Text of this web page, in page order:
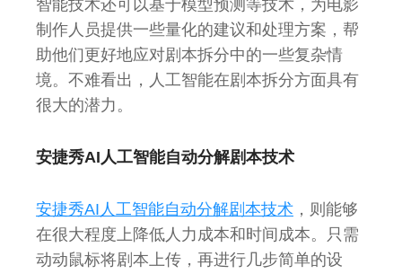
智能技术还可以基于模型预测等技术，为电影
制作人员提供一些量化的建议和处理方案，帮
助他们更好地应对剧本拆分中的一些复杂情
境。不难看出，人工智能在剧本拆分方面具有
很大的潜力。
安捷秀AI人工智能自动分解剧本技术
安捷秀AI人工智能自动分解剧本技术 ，则能够
在很大程度上降低人力成本和时间成本。只需
动动鼠标将剧本上传，再进行几步简单的设